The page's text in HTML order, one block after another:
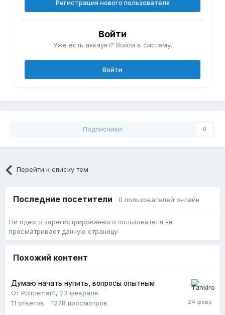
Регистрация нового пользователя
Войти
Уже есть аккаунт? Войти в систему.
Войти
Подписчики 0
Перейти к списку тем
Последние посетители 0 пользователей онлайн
Ни одного зарегистрированного пользователя не
просматривает данную страницу
Похожий контент
Думаю начать нупить, вопросы опытным
От Policeman1, 23 февраля
11 ответов 1278 просмотров